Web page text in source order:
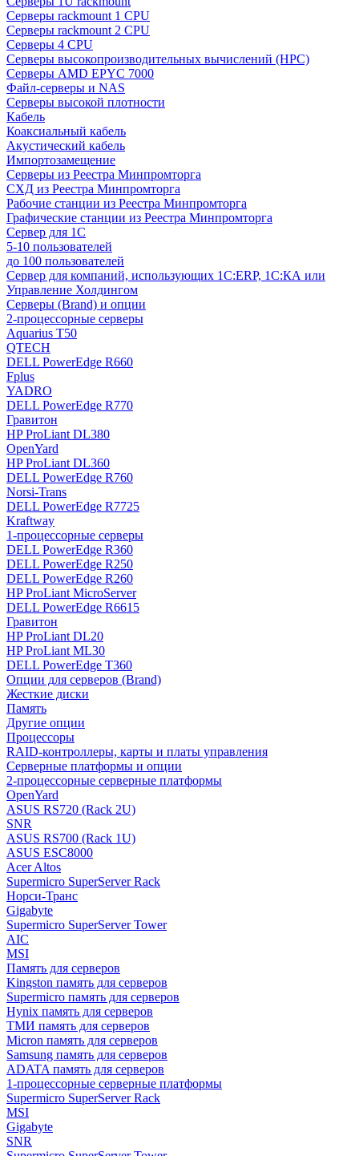
Серверы rackmount 1 CPU
Серверы rackmount 2 CPU
Серверы 4 CPU
Серверы высокопроизводительных вычислений (HPC)
Серверы AMD EPYC 7000
Файл-серверы и NAS
Серверы высокой плотности
Кабель
Коаксиальный кабель
Акустический кабель
Импортозамещение
Серверы из Реестра Минпромторга
СХД из Реестра Минпромторга
Рабочие станции из Реестра Минпромторга
Графические станции из Реестра Минпромторга
Сервер для 1С
5-10 пользователей
до 100 пользователей
Сервер для компаний, использующих 1C:ERP, 1С:КА или
Управление Холдингом
Серверы (Brand) и опции
2-процессорные серверы
Aquarius T50
QTECH
DELL PowerEdge R660
Fplus
YADRO
DELL PowerEdge R770
Гравитон
HP ProLiant DL380
OpenYard
HP ProLiant DL360
DELL PowerEdge R760
Norsi-Trans
DELL PowerEdge R7725
Kraftway
1-процессорные серверы
DELL PowerEdge R360
DELL PowerEdge R250
DELL PowerEdge R260
HP ProLiant MicroServer
DELL PowerEdge R6615
Гравитон
HP ProLiant DL20
HP ProLiant ML30
DELL PowerEdge T360
Опции для серверов (Brand)
Жесткие диски
Память
Другие опции
Процессоры
RAID-контроллеры, карты и платы управления
Серверные платформы и опции
2-процессорные серверные платформы
OpenYard
ASUS RS720 (Rack 2U)
SNR
ASUS RS700 (Rack 1U)
ASUS ESC8000
Acer Altos
Supermicro SuperServer Rack
Норси-Транс
Gigabyte
Supermicro SuperServer Tower
AIC
MSI
Память для серверов
Kingston память для серверов
Supermicro память для серверов
Hynix память для серверов
ТМИ память для серверов
Micron память для серверов
Samsung память для серверов
ADATA память для серверов
1-процессорные серверные платформы
Supermicro SuperServer Rack
MSI
Gigabyte
SNR